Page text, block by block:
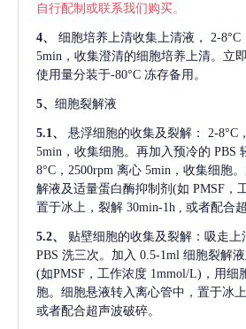
自行配制或联系我们购买。
4、 细胞培养上清收集上清液，
2-8°C
5min，收集澄清的细胞培养上清。立
使用量分装于-80°C 冻存备用。
5、 细胞裂解液
5.1、 悬浮细胞的收集及裂解：
2-8°C
5min，收集细胞。再加入预冷的 PBS
8°C，2500rpm 离心 5min，收集细胞
解液及适量蛋白酶抑制剂(如 PMSF，
置于冰上，裂解 30min-1h , 或者配合
5.2、
贴壁细胞的收集及裂解：吸走上
PBS 洗三次。加入 0.5-1ml 细胞裂解
(如PMSF，工作浓度 1mmol/L)，用细
胞。细胞悬液转入离心管中，置于冰
或者配合超声波破碎。